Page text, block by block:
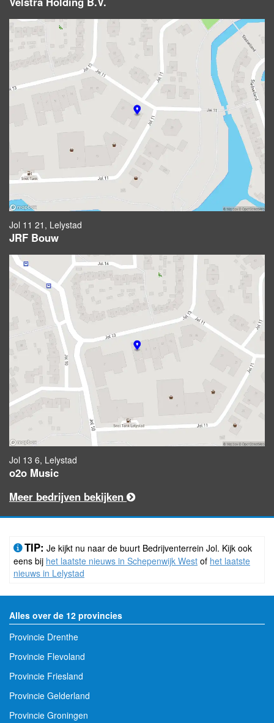
Jol 11 21, Lelystad
JRF Bouw
Jol 13 6, Lelystad
o2o Music
Meer bedrijven bekijken
TIP: Je kijkt nu naar de buurt Bedrijventerrein Jol. Kijk ook
eens bij het laatste nieuws in Schepenwijk West of het laatste
nieuws in Lelystad
Alles over de 12 provincies
Provincie Drenthe
Provincie Flevoland
Provincie Friesland
Provincie Gelderland
Provincie Groningen